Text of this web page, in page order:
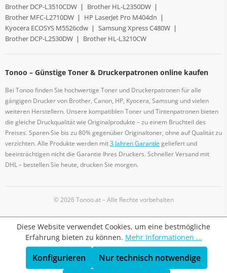
Brother DCP-L3510CDW | Brother HL-L2350DW |
Brother MFC-L2710DW | HP LaserJet Pro M404dn |
Kyocera ECOSYS M5526cdw | Samsung Xpress C480W |
Brother DCP-L2530DW | Brother HL-L3210CW
Tonoo – Günstige Toner & Druckerpatronen online kaufen
Bei Tonoo finden Sie hochwertige Toner und Druckerpatronen für alle
gängigen Drucker von Brother, Canon, HP, Kyocera, Samsung und vielen
weiteren Herstellern. Unsere kompatiblen Toner und Tintenpatronen bieten
die gleiche Druckqualität wie Originalprodukte – zu einem Bruchteil des
Preises. Sparen Sie bis zu 80% gegenüber Originaltoner, ohne auf Qualität zu
verzichten. Alle Produkte werden mit3 Jahren Garantiegeliefert und
beeinträchtigen nicht die Garantie Ihres Druckers. Schneller Versand mit
DHL – bestellen Sie heute, drucken Sie morgen.
© 2026 Tonoo.at – Alle Rechte vorbehalten
Diese Website verwendet Cookies, um eine bestmögliche
Erfahrung bieten zu können. Mehr Informationen ...
Nur technisch notwendige
Konfigurieren